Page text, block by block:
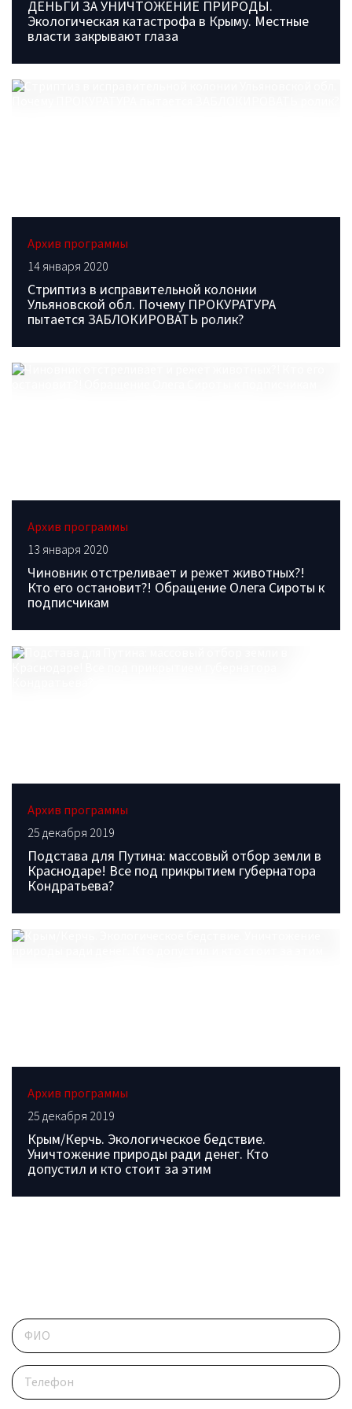
ДЕНЬГИ ЗА УНИЧТОЖЕНИЕ ПРИРОДЫ.
Экологическая катастрофа в Крыму. Местные
власти закрывают глаза
Архив программы
14 января 2020
Стриптиз в исправительной колонии
Ульяновской обл. Почему ПРОКУРАТУРА
пытается ЗАБЛОКИРОВАТЬ ролик?
Архив программы
13 января 2020
Чиновник отстреливает и режет животных?!
Кто его остановит?! Обращение Олега Сироты к
подписчикам
Архив программы
25 декабря 2019
Подстава для Путина: массовый отбор земли в
Краснодаре! Все под прикрытием губернатора
Кондратьева?
Архив программы
25 декабря 2019
Крым/Керчь. Экологическое бедствие.
Уничтожение природы ради денег. Кто
допустил и кто стоит за этим